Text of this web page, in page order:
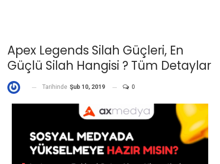
Apex Legends Silah Güçleri, En
Güçlü Silah Hangisi ? Tüm Detaylar
Tarihinde Şub 10, 2019 0